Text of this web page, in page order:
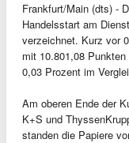
Frankfurt/Main (dts) -
Handelsstart am
verzeichnet. Kurz vor
mit 10.801,08
0,03 Prozent im
Am oberen Ende der
K+S und
standen die Papiere